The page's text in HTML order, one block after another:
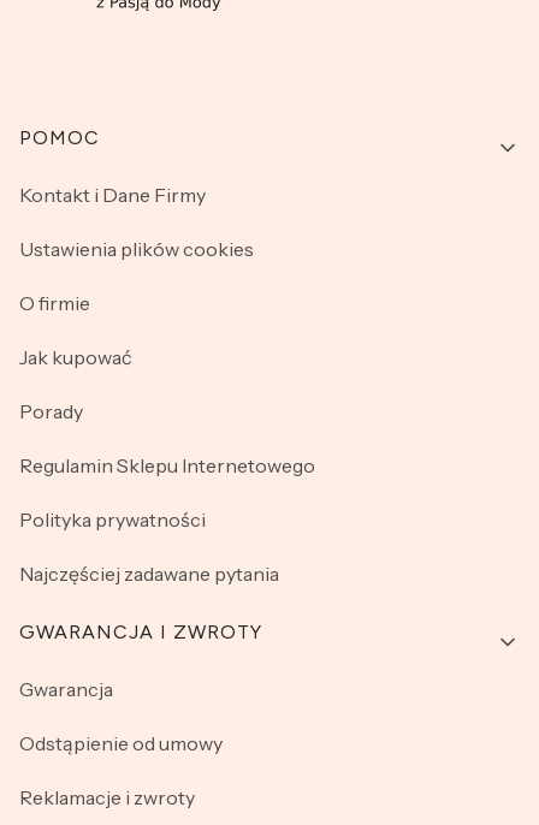
Linki w stopce
POMOC
Kontakt i Dane Firmy
Ustawienia plików cookies
O firmie
Jak kupować
Porady
Regulamin Sklepu Internetowego
Polityka prywatności
Najczęściej zadawane pytania
GWARANCJA I ZWROTY
Gwarancja
Odstąpienie od umowy
Reklamacje i zwroty